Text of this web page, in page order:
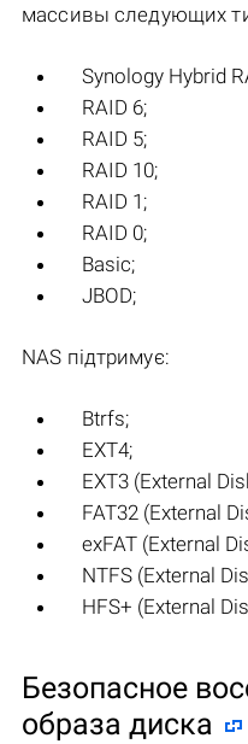
массивы следующих
Synology Hybrid
RAID 6;
RAID 5;
RAID 10;
RAID 1;
RAID 0;
Basic;
JBOD;
NAS підтримує:
Btrfs;
EXT4;
EXT3 (External
FAT32 (External
exFAT (External
NTFS (External
HFS+ (External
Безопасное
образа диска